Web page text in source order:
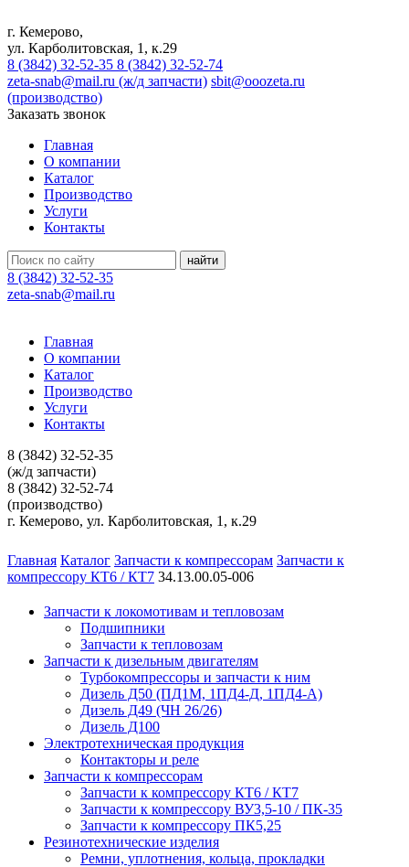
г. Кемерово,
ул. Карболитовская, 1, к.29
8 (3842) 32-52-35 8 (3842) 32-52-74
zeta-snab@mail.ru (ж/д запчасти) sbit@ooozeta.ru
(производство)
Заказать звонок
Главная
О компании
Каталог
Производство
Услуги
Контакты
8 (3842) 32-52-35
zeta-snab@mail.ru
Главная
О компании
Каталог
Производство
Услуги
Контакты
8 (3842) 32-52-35
(ж/д запчасти)
8 (3842) 32-52-74
(производство)
г. Кемерово, ул. Карболитовская, 1, к.29
Главная Каталог Запчасти к компрессорам Запчасти к
компрессору КТ6 / КТ7 34.13.00.05-006
Запчасти к локомотивам и тепловозам
Подшипники
Запчасти к тепловозам
Запчасти к дизельным двигателям
Турбокомпрессоры и запчасти к ним
Дизель Д50 (ПД1М, 1ПД4-Д, 1ПД4-А)
Дизель Д49 (ЧН 26/26)
Дизель Д100
Электротехническая продукция
Контакторы и реле
Запчасти к компрессорам
Запчасти к компрессору КТ6 / КТ7
Запчасти к компрессору ВУ3,5-10 / ПК-35
Запчасти к компрессору ПК5,25
Резинотехнические изделия
Ремни, уплотнения, кольца, прокладки